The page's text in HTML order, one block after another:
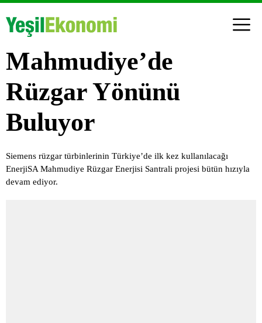
Mahmudiye’de
Rüzgar Yönünü
Buluyor
Siemens rüzgar türbinlerinin Türkiye’de ilk kez kullanılacağı
EnerjiSA Mahmudiye Rüzgar Enerjisi Santrali projesi bütün hızıyla
devam ediyor.